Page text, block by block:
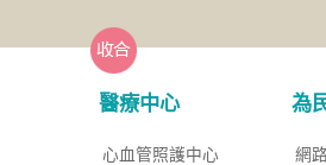
醫療中心
心血管照護中心
為
網